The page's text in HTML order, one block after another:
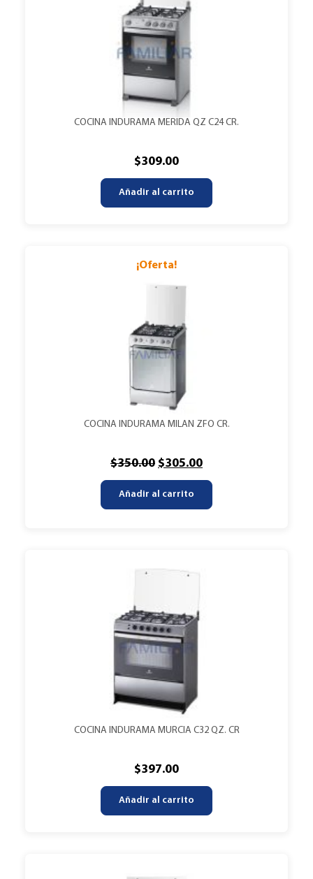
COCINA INDURAMA MERIDA QZ C24 CR.
$309.00
Añadir al carrito
¡Oferta!
COCINA INDURAMA MILAN ZFO CR.
$350.00 $305.00
Añadir al carrito
COCINA INDURAMA MURCIA C32 QZ. CR
$397.00
Añadir al carrito